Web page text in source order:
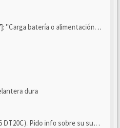
batería o alimentación eléctri...
dura
Pido info sobre su sustitución